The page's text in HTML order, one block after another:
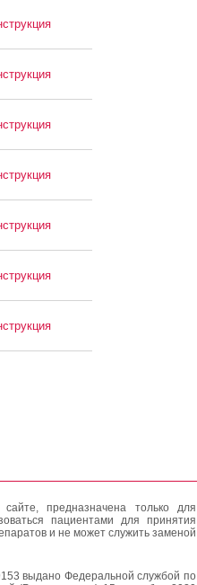
предназначена только для
пациентами для принятия
и не может служить заменой
выдано Федеральной службой по